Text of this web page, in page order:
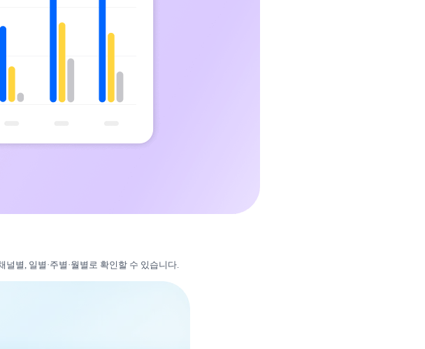
별, 일별·주별·월별로 확인할 수 있습니다.